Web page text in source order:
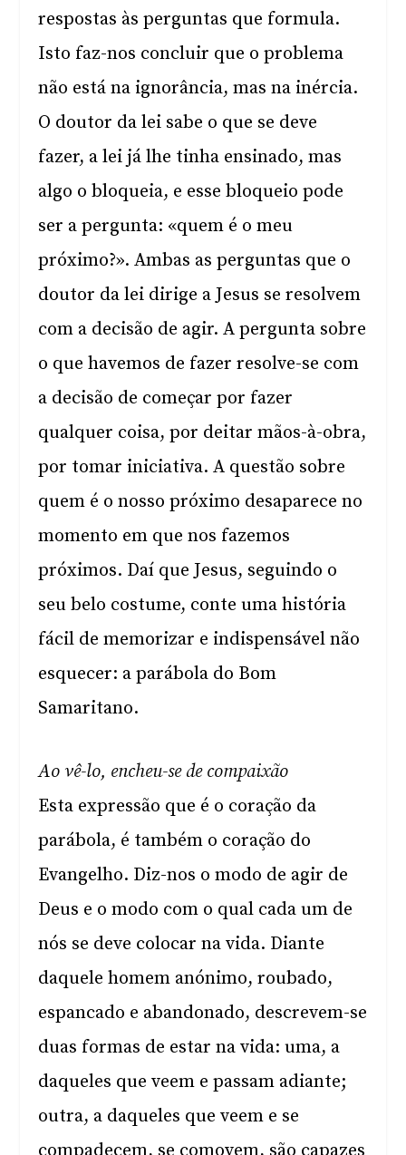
respostas às perguntas que formula.
Isto faz-nos concluir que o problema
não está na ignorância, mas na inércia.
O doutor da lei sabe o que se deve
fazer, a lei já lhe tinha ensinado, mas
algo o bloqueia, e esse bloqueio pode
ser a pergunta: «quem é o meu
próximo?». Ambas as perguntas que o
doutor da lei dirige a Jesus se resolvem
com a decisão de agir. A pergunta sobre
o que havemos de fazer resolve-se com
a decisão de começar por fazer
qualquer coisa, por deitar mãos-à-obra,
por tomar iniciativa. A questão sobre
quem é o nosso próximo desaparece no
momento em que nos fazemos
próximos. Daí que Jesus, seguindo o
seu belo costume, conte uma história
fácil de memorizar e indispensável não
esquecer: a parábola do Bom
Samaritano.
Ao vê-lo, encheu-se de compaixão
Esta expressão que é o coração da
parábola, é também o coração do
Evangelho. Diz-nos o modo de agir de
Deus e o modo com o qual cada um de
nós se deve colocar na vida. Diante
daquele homem anónimo, roubado,
espancado e abandonado, descrevem-se
duas formas de estar na vida: uma, a
daqueles que veem e passam adiante;
outra, a daqueles que veem e se